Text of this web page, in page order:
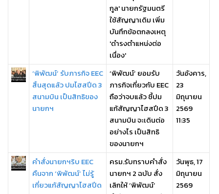
กูล' นายกรัฐมนตรี
ใช้สัญญาเดิม เพิ่ม
บันทึกข้อตกลงเหตุ
'ดำรงตำแหน่งต่อ
เนื่อง'
‘พิพัฒน์’ รับภารกิจ EEC
สิ้นสุดแล้ว ปมไฮสปีด 3
สนามบิน เป็นสิทธิของ
นายกฯ
‘พิพัฒน์’ ยอมรับ
ภารกิจเกี่ยวกับ EEC
ถือว่าจบแล้ว ชี้ปม
แก้สัญญาไฮสปีด 3
สนามบิน จะเดินต่อ
อย่างไร เป็นสิทธิ
ของนายกฯ
วันอังคาร,
23
มิถุนายน
2569
11:35
คำสั่งนายกฯริบ EEC
คืนจาก ‘พิพัฒน์’ ไม่รู้
เกี่ยวแก้สัญญาไฮสปีด
ครม.รับทราบคำสั่ง
นายกฯ 2 ฉบับ สั่ง
เลิกให้ ‘พิพัฒน์’
วันพุธ, 17
มิถุนายน
2569